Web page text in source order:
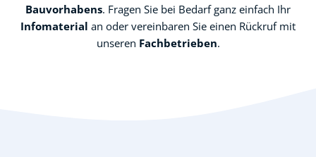
Bauvorhabens. Fragen Sie bei Bedarf ganz einfach Ihr
Infomaterial an oder vereinbaren Sie einen Rückruf mit
unseren Fachbetrieben.